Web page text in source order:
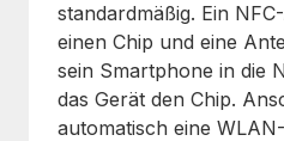
standardmäßig. Ein
einen Chip und eine
sein Smartphone in die
das Gerät den Chip.
automatisch eine